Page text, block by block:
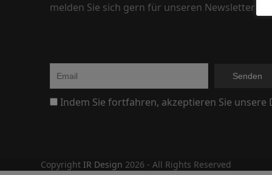
melden Sie sich gern für unseren Newsletter an.
Indem Sie fortfahren, akzeptieren Sie
CopyrightIR Design 2026 - All Rights Reserved